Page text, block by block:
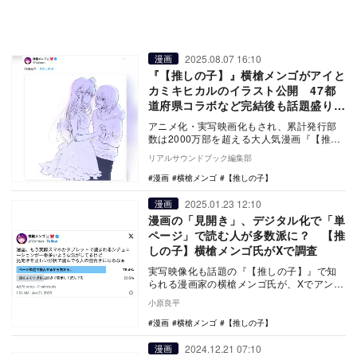
漫画 2025.08.07 16:10
『【推しの子】』横槍メンゴがアイと
カミキヒカルのイラスト公開 47都
道府県コラボなど完結後も話題盛りだ
くさん
アニメ化・実写映画化もされ、累計発行部
数は2000万部を超える大人気漫画『【推し
の子】』（集英社）。2024年に完結した
が、作画…
リアルサウンドブック編集部
漫画
横槍メンゴ 【推しの子】
漫画 2025.01.23 12:10
漫画の「見開き」、デジタル化で「単
ページ」で読む人が多数派に？ 【推
しの子】横槍メンゴ氏がXで調査
実写映像化も話題の『【推しの子】』で知
られる漫画家の横槍メンゴ氏が、Xでアンケ
レットで読む…
小原良平
漫画
横槍メンゴ 【推しの子】
漫画 2024.12.21 07:10